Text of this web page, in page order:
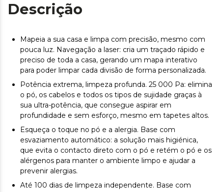
Descrição
Mapeia a sua casa e limpa com precisão, mesmo com
pouca luz. Navegação a laser: cria um traçado rápido e
preciso de toda a casa, gerando um mapa interativo
para poder limpar cada divisão de forma personalizada.
Potência extrema, limpeza profunda. 25 000 Pa: elimina
o pó, os cabelos e todos os tipos de sujidade graças à
sua ultra-potência, que consegue aspirar em
profundidade e sem esforço, mesmo em tapetes altos.
Esqueça o toque no pó e a alergia. Base com
esvaziamento automático: a solução mais higiénica,
que evita o contacto direto com o pó e retém o pó e os
alérgenos para manter o ambiente limpo e ajudar a
prevenir alergias.
Até 100 dias de limpeza independente. Base com